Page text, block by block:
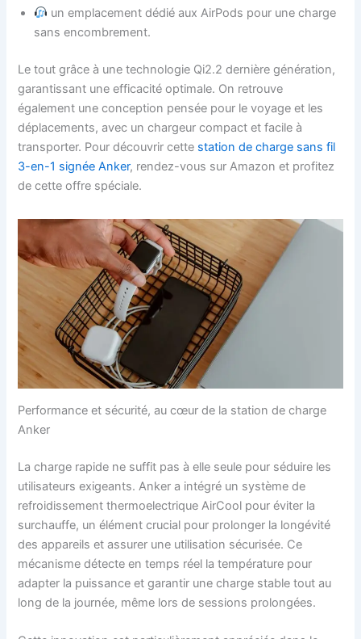
un emplacement dédié aux AirPods pour une charge
sans encombrement.
Le tout grâce à une technologie Qi2.2 dernière génération,
garantissant une efficacité optimale. On retrouve
également une conception pensée pour le voyage et les
déplacements, avec un chargeur compact et facile à
transporter. Pour découvrir cette station de charge sans fil
3-en-1 signée Anker, rendez-vous sur Amazon et profitez
de cette offre spéciale.
Performance et sécurité, au cœur de la station de charge
Anker
La charge rapide ne suffit pas à elle seule pour séduire les
utilisateurs exigeants. Anker a intégré un système de
refroidissement thermoelectrique AirCool pour éviter la
surchauffe, un élément crucial pour prolonger la longévité
des appareils et assurer une utilisation sécurisée. Ce
mécanisme détecte en temps réel la température pour
adapter la puissance et garantir une charge stable tout au
long de la journée, même lors de sessions prolongées.